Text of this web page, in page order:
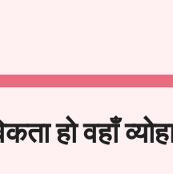
हो वहाँ